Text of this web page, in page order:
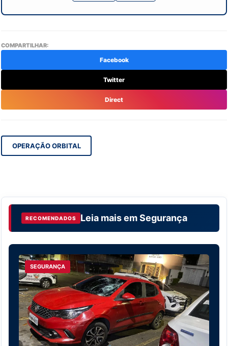
COMPARTILHAR:
Facebook
Twitter
Direct
OPERAÇÃO ORBITAL
RECOMENDADOS Leia mais emSegurança
SEGURANÇA